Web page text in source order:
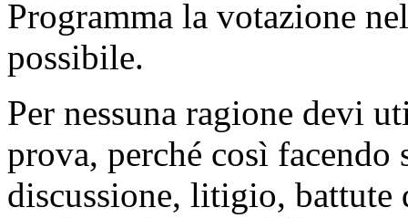
Programma la votazione
possibile.
Per nessuna ragione devi
prova, perché così
discussione, litigio,